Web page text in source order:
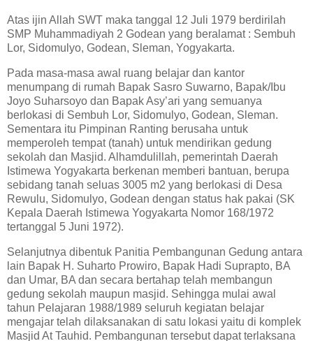
Atas ijin Allah SWT maka tanggal 12 Juli 1979 berdirilah
SMP Muhammadiyah 2 Godean yang beralamat : Sembuh
Lor, Sidomulyo, Godean, Sleman, Yogyakarta.
Pada masa-masa awal ruang belajar dan kantor
menumpang di rumah Bapak Sasro Suwarno, Bapak/Ibu
Joyo Suharsoyo dan Bapak Asy’ari yang semuanya
berlokasi di Sembuh Lor, Sidomulyo, Godean, Sleman.
Sementara itu Pimpinan Ranting berusaha untuk
memperoleh tempat (tanah) untuk mendirikan gedung
sekolah dan Masjid. Alhamdulillah, pemerintah Daerah
Istimewa Yogyakarta berkenan memberi bantuan, berupa
sebidang tanah seluas 3005 m2 yang berlokasi di Desa
Rewulu, Sidomulyo, Godean dengan status hak pakai (SK
Kepala Daerah Istimewa Yogyakarta Nomor 168/1972
tertanggal 5 Juni 1972).
Selanjutnya dibentuk Panitia Pembangunan Gedung antara
lain Bapak H. Suharto Prowiro, Bapak Hadi Suprapto, BA
dan Umar, BA dan secara bertahap telah membangun
gedung sekolah maupun masjid. Sehingga mulai awal
tahun Pelajaran 1988/1989 seluruh kegiatan belajar
mengajar telah dilaksanakan di satu lokasi yaitu di komplek
Masjid At Tauhid. Pembangunan tersebut dapat terlaksana